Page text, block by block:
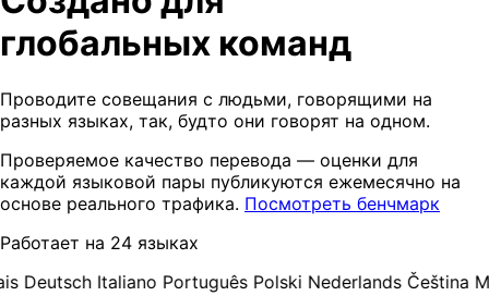
глобальных команд
Проводите совещания с людьми, говорящими на
разных языках, так, будто они говорят на одном.
Проверяемое качество перевода — оценки для
каждой языковой пары публикуются ежемесячно на
основе реального трафика. Посмотреть бенчмарк
Работает на 24 языках
DeutschItalianoPortuguêsPolskiNederlandsČeština